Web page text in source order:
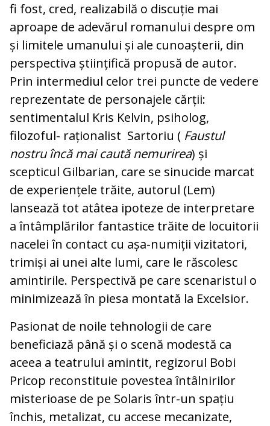
fi fost, cred, realizabilă o discuție mai
aproape de adevărul romanului despre om
și limitele umanului și ale cunoașterii, din
perspectiva științifică propusă de autor.
Prin intermediul celor trei puncte de vedere
reprezentate de personajele cărții:
sentimentalul Kris Kelvin, psiholog,
filozoful- raționalist Sartoriu ( Faustul
nostru încă mai caută nemurirea) și
scepticul Gilbarian, care se sinucide marcat
de experiențele trăite, autorul (Lem)
lansează tot atâtea ipoteze de interpretare
a întâmplărilor fantastice trăite de locuitorii
nacelei în contact cu așa-numiții vizitatori,
trimiși ai unei alte lumi, care le răscolesc
amintirile. Perspectivă pe care scenaristul o
minimizează în piesa montată la Excelsior.
Pasionat de noile tehnologii de care
beneficiază până și o scenă modestă ca
aceea a teatrului amintit, regizorul Bobi
Pricop reconstituie povestea întâlnirilor
misterioase de pe Solaris într-un spațiu
închis, metalizat, cu accese mecanizate,